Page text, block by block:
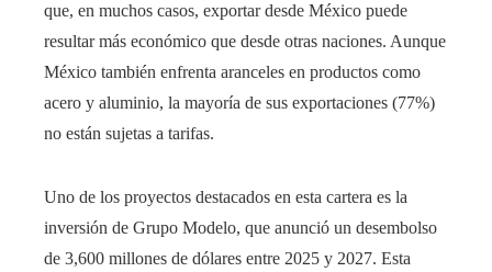
que, en muchos casos, exportar desde México puede
resultar más económico que desde otras naciones. Aunque
México también enfrenta aranceles en productos como
acero y aluminio, la mayoría de sus exportaciones (77%)
no están sujetas a tarifas.
Uno de los proyectos destacados en esta cartera es la
inversión de Grupo Modelo, que anunció un desembolso
de 3,600 millones de dólares entre 2025 y 2027. Esta